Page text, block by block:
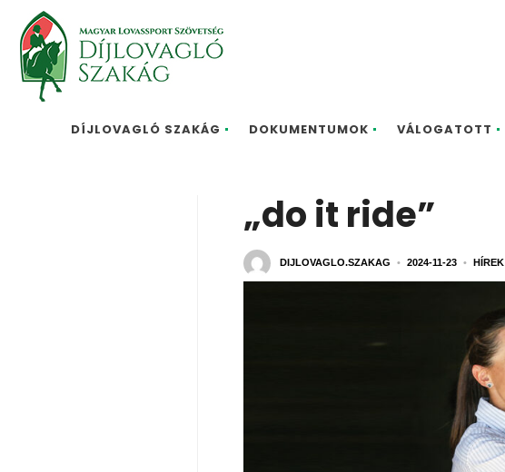
DÍJLOVAGLÓ SZAKÁG DOKUMENTUMOK VÁLOGATOTT
„do it ride”
DIJLOVAGLO.SZAKAG • 2024-11-23 • HÍREK